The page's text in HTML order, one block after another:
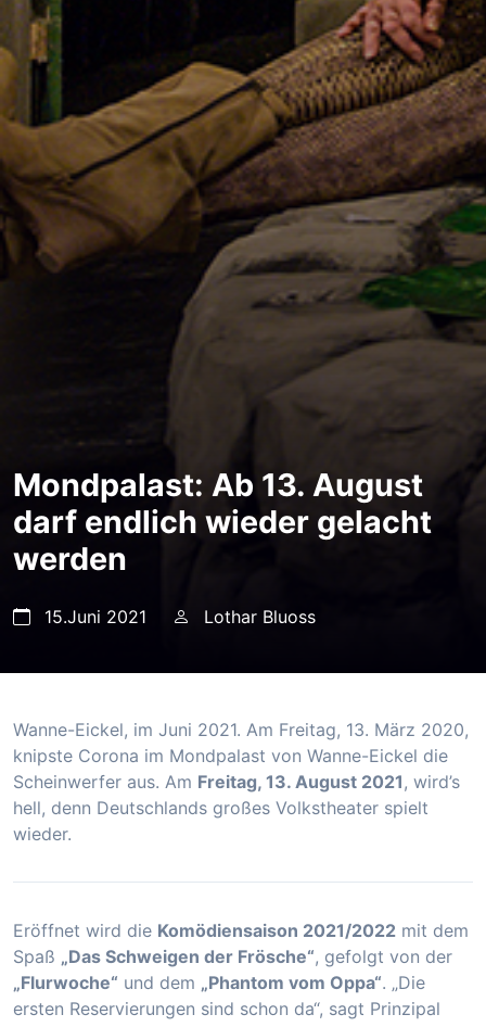
Mondpalast: Ab 13. August
darf endlich wieder gelacht
werden
15.Juni 2021 Lothar Bluoss
Wanne-Eickel, im Juni 2021. Am Freitag, 13. März 2020,
knipste Corona im Mondpalast von Wanne-Eickel die
Scheinwerfer aus. Am Freitag, 13. August 2021, wird’s
hell, denn Deutschlands großes Volkstheater spielt
wieder.
Eröffnet wird die Komödiensaison 2021/2022 mit dem
Spaß „Das Schweigen der Frösche“, gefolgt von der
„Flurwoche“ und dem „Phantom vom Oppa“. „Die
ersten Reservierungen sind schon da“, sagt Prinzipal